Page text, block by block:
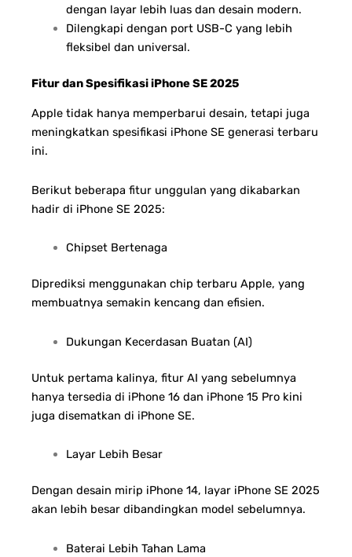
dengan layar lebih luas dan desain modern.
Dilengkapi dengan port USB-C yang lebih
fleksibel dan universal.
Fitur dan Spesifikasi iPhone SE 2025
Apple tidak hanya memperbarui desain, tetapi juga
meningkatkan spesifikasi iPhone SE generasi terbaru
ini.
Berikut beberapa fitur unggulan yang dikabarkan
hadir di iPhone SE 2025:
Chipset Bertenaga
Diprediksi menggunakan chip terbaru Apple, yang
membuatnya semakin kencang dan efisien.
Dukungan Kecerdasan Buatan (AI)
Untuk pertama kalinya, fitur AI yang sebelumnya
hanya tersedia di iPhone 16 dan iPhone 15 Pro kini
juga disematkan di iPhone SE.
Layar Lebih Besar
Dengan desain mirip iPhone 14, layar iPhone SE 2025
akan lebih besar dibandingkan model sebelumnya.
Baterai Lebih Tahan Lama